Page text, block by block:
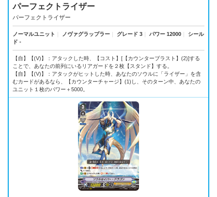
パーフェクトライザー
パーフェクトライザー
ノーマルユニット ｜ ノヴァグラップラー ｜ グレード 3 ｜ パワー 12000 ｜
シール
ド -
【自】【(V)】：アタックした時、【コスト】[【カウンターブラスト】(2)]する
ことで、あなたの前列にいるリアガードを２枚【スタンド】する。
【自】【(V)】：アタックがヒットした時、あなたのソウルに「ライザー」を含
むカードがあるなら、【カウンターチャージ】(1)し、そのターン中、あなたの
ユニット１枚のパワー＋5000。